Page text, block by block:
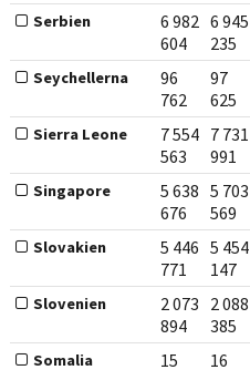
Serbien
6 982
604
6 945
235
Seychellerna
96
762
97
625
Sierra Leone
7 554
563
7 731
991
Singapore
5 638
676
5 703
569
Slovakien
5 446
771
5 454
147
Slovenien
2 073
894
2 088
385
Somalia 15 16